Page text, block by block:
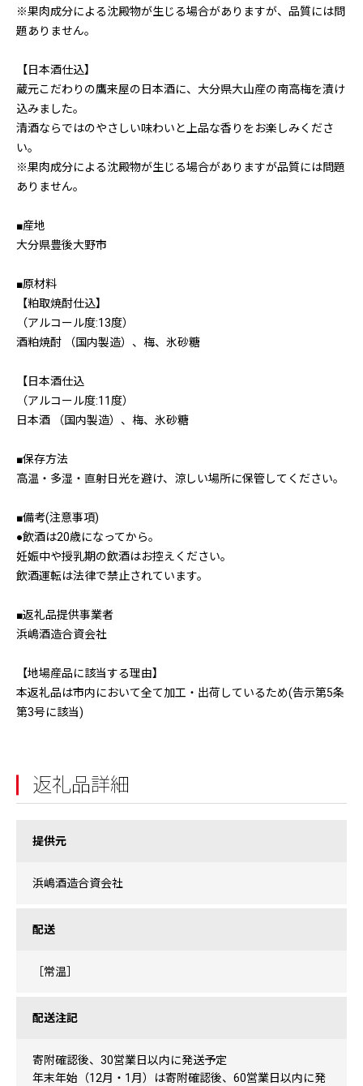
※果肉成分による沈殿物が生じる場合がありますが、品質には問
題ありません。
【日本酒仕込】
蔵元こだわりの鷹来屋の日本酒に、大分県大山産の南高梅を漬け
込みました。
清酒ならではのやさしい味わいと上品な香りをお楽しみくださ
い｡
※果肉成分による沈殿物が生じる場合がありますが品質には問題
ありません。
■産地
大分県豊後大野市
■原材料
【粕取焼酎仕込】
（アルコール度:13度）
酒粕焼酎 （国内製造）、梅、氷砂糖
【日本酒仕込
（アルコール度:11度）
日本酒 （国内製造）、梅、氷砂糖
■保存方法
高温・多湿・直射日光を避け、涼しい場所に保管してください。
■備考(注意事項)
●飲酒は20歳になってから。
妊娠中や授乳期の飲酒はお控えください。
飲酒運転は法律で禁止されています。
■返礼品提供事業者
浜嶋酒造合資会社
【地場産品に該当する理由】
本返礼品は市内において全て加工・出荷しているため(告示第5条
第3号に該当)
返礼品詳細
提供元
浜嶋酒造合資会社
配送
［常温］
配送注記
寄附確認後、30営業日以内に発送予定
年末年始（12月・1月）は寄附確認後、60営業日以内に発